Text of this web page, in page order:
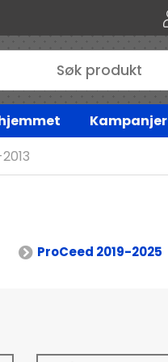
Kampanjer
ProCeed 2019-2025